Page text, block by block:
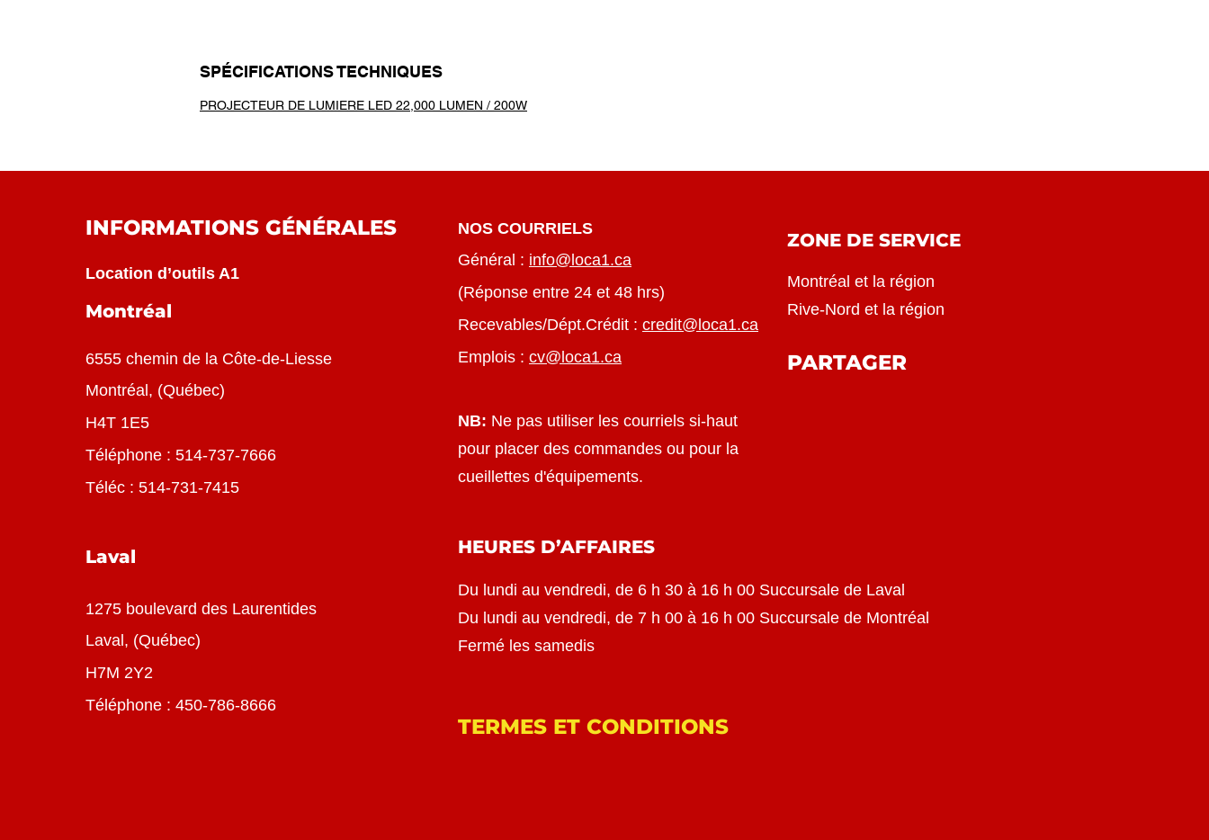
SPÉCIFICATIONS TECHNIQUES
PROJECTEUR DE LUMIERE LED 22,000 LUMEN / 200W
INFORMATIONS GÉNÉRALES
Location d’outils A1
Montréal
6555 chemin de la Côte-de-Liesse
Montréal , (Québec)
H4T 1E5
Téléphone : 514-737-7666
Téléc : 514-731-7415
Laval
1275 boulevard des Laurentides
Laval, (Québec)
H7M 2Y2
Téléphone : 450-786-8666
NOS COURRIELS
Général : info@loca1.ca
(Réponse entre 24 et 48 hrs)
Recevables/Dépt.Crédit : credit@loca1.ca
Emplois : cv@loca1.ca
NB: Ne pas utiliser les courriels si-haut
pour placer des commandes ou pour la
cueillettes d'équipements.
HEURES D’AFFAIRES
Du lundi au vendredi, de 6 h 30 à 16 h 00 Succursale de Laval
Du lundi au vendredi, de 7 h 00 à 16 h 00 Succursale de Montréal
Fermé les samedis
TERMES ET CONDITIONS
ZONE DE SERVICE
Montréal et la région
Rive-Nord et la région
PARTAGER